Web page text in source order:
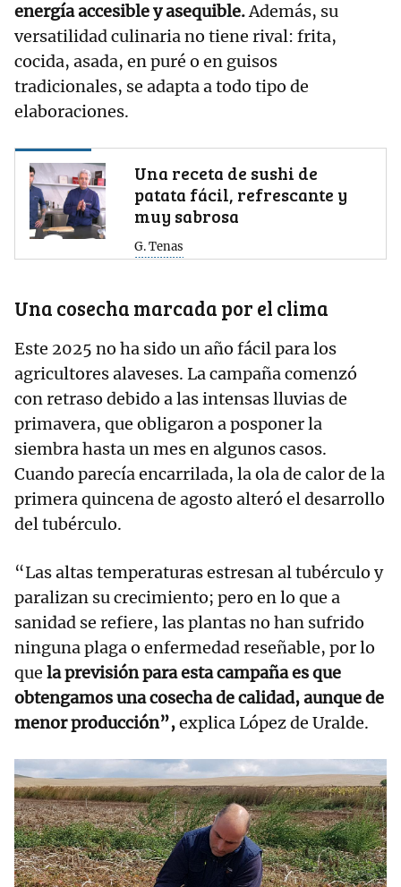
energía accesible y asequible.Además, su
versatilidad culinaria no tiene rival: frita,
cocida, asada, en puré o en guisos
tradicionales, se adapta a todo tipo de
elaboraciones.
Una receta de sushi de
patata fácil, refrescante y
muy sabrosa
G. Tenas
Una cosecha marcada por el clima
Este 2025 no ha sido un año fácil para los
agricultores alaveses. La campaña comenzó
con retraso debido a las intensas lluvias de
primavera, que obligaron a posponer la
siembra hasta un mes en algunos casos.
Cuando parecía encarrilada, la ola de calor de la
primera quincena de agosto alteró el desarrollo
del tubérculo.
“Las altas temperaturas estresan al tubérculo y
paralizan su crecimiento; pero en lo que a
sanidad se refiere, las plantas no han sufrido
ninguna plaga o enfermedad reseñable, por lo
que la previsión para esta campaña es que
obtengamos una cosecha de calidad, aunque de
menor producción”,explica López de Uralde.